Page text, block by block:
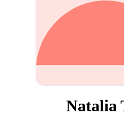
Natalia